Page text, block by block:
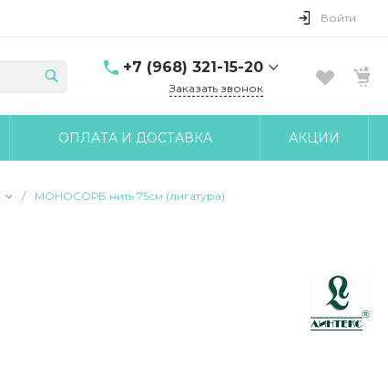
Войти
+7 (968) 321-15-20
г. Москва, ул. Клары
udobnomed@yandex.ru
Заказать звонок
ОПЛАТА И ДОСТАВКА АКЦИИ
/ МОНОСОРБ нить 75см (лигатура)